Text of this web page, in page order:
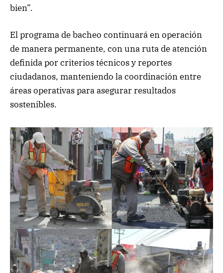
bien”.
El programa de bacheo continuará en operación
de manera permanente, con una ruta de atención
definida por criterios técnicos y reportes
ciudadanos, manteniendo la coordinación entre
áreas operativas para asegurar resultados
sostenibles.